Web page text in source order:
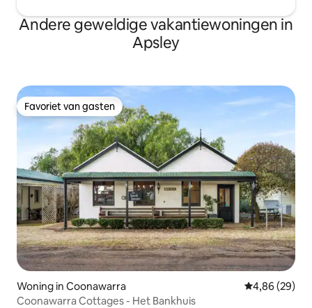
Andere geweldige vakantiewoningen in
Apsley
Favoriet van gasten
Favoriet van gasten
Woning in Coonawarra Gemiddelde
4,86 (29)
Coonawarra Cottages - Het Bankhuis